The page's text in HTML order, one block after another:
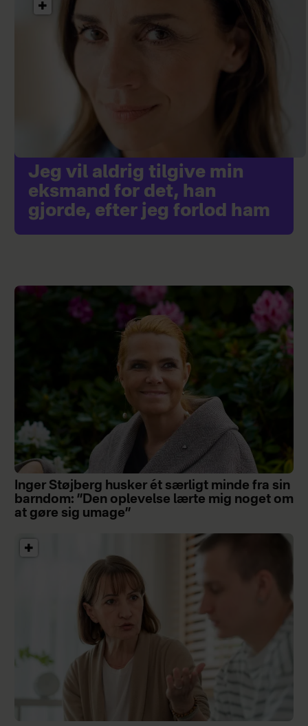
Jeg vil aldrig tilgive min
eksmand for det, han
gjorde, efter jeg forlod ham
Inger Støjberg husker ét særligt minde fra sin
barndom: ”Den oplevelse lærte mig noget om
at gøre sig umage”